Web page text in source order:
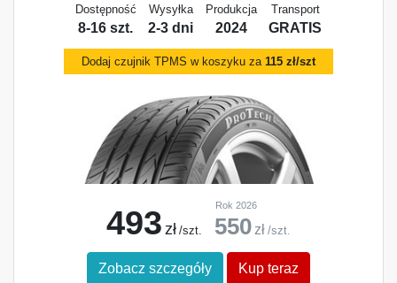
Dostępność
8-16 szt.
Wysyłka
2-3 dni
Produkcja
2024
Transport
GRATIS
Dodaj czujnik TPMS w koszyku za 115 zł/szt
493 zł /szt.
Rok 2026
550 zł /szt.
Zobacz szczegóły Kup teraz